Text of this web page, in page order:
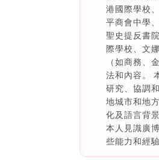
港國際學校
平商會中學
聖史提反書
際學校、文
（如商務、
法和內容。
研究、協調
地城市和地
化及語言背
本人見識廣
些能力和經